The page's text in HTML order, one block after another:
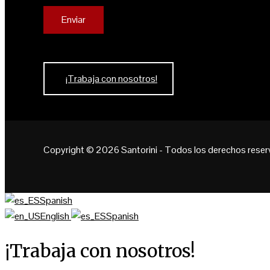
¡Trabaja con nosotros!
Copyright © 2026 Santorini - Todos los derechos
Spanish
English
Spanish
¡Trabaja con nosotros!